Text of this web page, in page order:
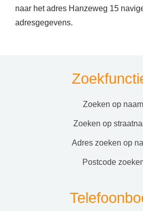
naar het adres Hanzeweg 15
adresgegevens.
zoeken op naam
zoeken op
adres zoeken op
postcode